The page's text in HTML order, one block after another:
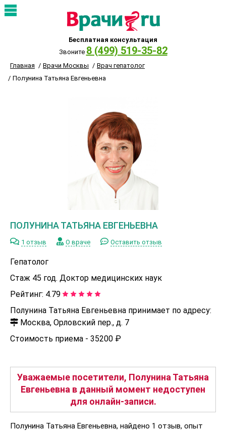
Бесплатная консультация
Звоните 8 (499) 519-35-82
Главная Врачи Москвы
Врач гепатолог
Полунина Татьяна Евгеньевна
ПОЛУНИНА ТАТЬЯНА ЕВГЕНЬЕВНА
1 отзыв О враче Оставить отзыв
Гепатолог
Стаж 45 год. Доктор медицинских наук
Рейтинг: 4.79
Полунина Татьяна Евгеньевна принимает по адресу:
Москва, Орловский пер., д. 7
Стоимость приема - 35200 ₽
Уважаемые посетители, Полунина Татьяна
Евгеньевна в данный момент недоступен
для онлайн-записи.
Полунина Татьяна Евгеньевна, найдено 1 отзыв, опыт